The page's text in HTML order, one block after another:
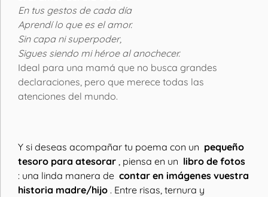
En tus gestos de cada día
Aprendí lo que es el amor.
Sin capa ni superpoder,
Sigues siendo mi héroe al anochecer.
Ideal para una mamá que no busca grandes
declaraciones, pero que merece todas las
atenciones del mundo.
Y si deseas acompañar tu poema con un pequeño
tesoro para atesorar , piensa en un libro de fotos
: una linda manera de contar en imágenes vuestra
historia madre/hijo . Entre risas, ternura y